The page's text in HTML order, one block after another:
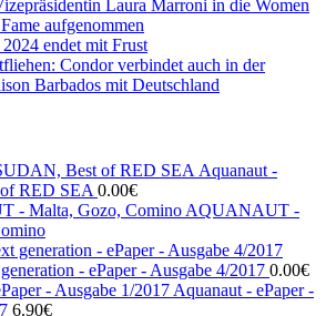
Laura Marroni in die Women
aufgenommen
endet mit Frust
Condor verbindet auch in der
Barbados mit Deutschland
Aquanaut -
RED SEA 0.00€
AQUANAUT -
- ePaper - Ausgabe 4/2017 0.00€
Aquanaut - ePaper -
6.90€